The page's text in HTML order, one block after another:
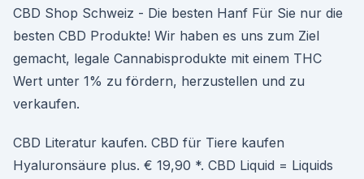
CBD Shop Schweiz - Die besten Hanf Für Sie nur die
besten CBD Produkte! Wir haben es uns zum Ziel
gemacht, legale Cannabisprodukte mit einem THC
Wert unter 1% zu fördern, herzustellen und zu
verkaufen.
CBD Literatur kaufen. CBD für Tiere kaufen
Hyaluronsäure plus. € 19,90 *. CBD Liquid = Liquids